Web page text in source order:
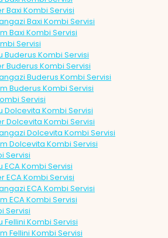
Baxi Kombi Servisi
Baxi Kombi Servisi
Baxi Kombi Servisi
Servisi
Buderus Kombi Servisi
Buderus Kombi Servisi
Buderus Kombi Servisi
Buderus Kombi Servisi
Servisi
Dolcevita Kombi Servisi
Dolcevita Kombi Servisi
Dolcevita Kombi Servisi
Dolcevita Kombi Servisi
Servisi
ECA Kombi Servisi
ECA Kombi Servisi
ECA Kombi Servisi
ECA Kombi Servisi
Servisi
Fellini Kombi Servisi
Fellini Kombi Servisi